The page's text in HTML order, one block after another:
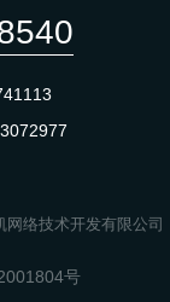
络技术开发有限公司
号